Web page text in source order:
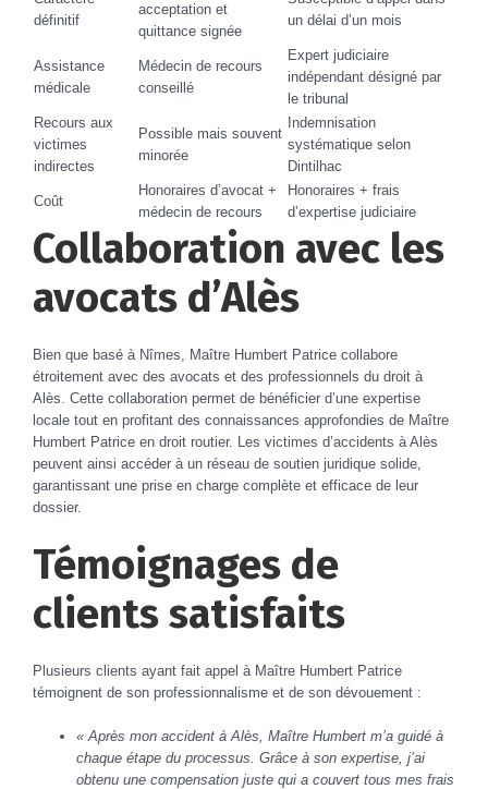
définitif
acceptation et
quittance signée
un délai d’un mois
Assistance
médicale
Médecin de recours
conseillé
Expert judiciaire
indépendant désigné par
le tribunal
Recours aux
victimes
indirectes
Possible mais souvent
minorée
Indemnisation
systématique selon
Dintilhac
Coût
Honoraires d’avocat +
médecin de recours
Honoraires + frais
d’expertise judiciaire
Collaboration avec les
avocats d’Alès
Bien que basé à Nîmes, Maître Humbert Patrice collabore
étroitement avec des avocats et des professionnels du droit à
Alès. Cette collaboration permet de bénéficier d’une expertise
locale tout en profitant des connaissances approfondies de Maître
Humbert Patrice en droit routier. Les victimes d’accidents à Alès
peuvent ainsi accéder à un réseau de soutien juridique solide,
garantissant une prise en charge complète et efficace de leur
dossier.
Témoignages de
clients satisfaits
Plusieurs clients ayant fait appel à Maître Humbert Patrice
témoignent de son professionnalisme et de son dévouement :
« Après mon accident à Alès, Maître Humbert m’a guidé à
chaque étape du processus. Grâce à son expertise, j’ai
obtenu une compensation juste qui a couvert tous mes frais